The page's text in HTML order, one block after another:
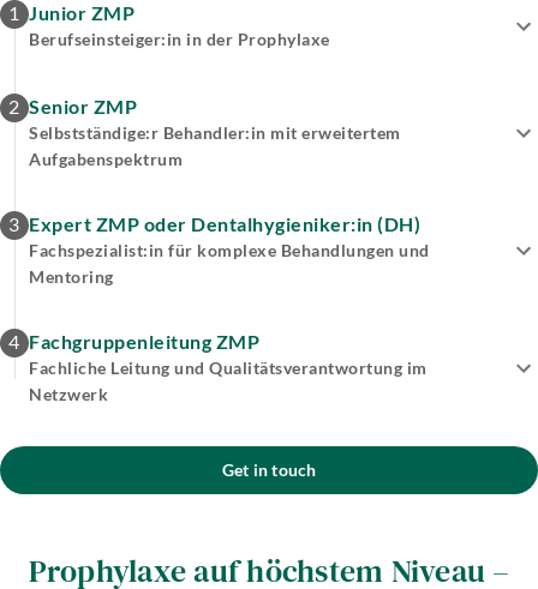
1 Junior ZMP
Berufseinsteiger:in in der Prophylaxe
2 Senior ZMP
Selbstständige:r Behandler:in mit erweitertem
Aufgabenspektrum
3 Expert ZMP oder Dentalhygieniker:in (DH)
Fachspezialist:in für komplexe Behandlungen und
Mentoring
4 Fachgruppenleitung ZMP
Fachliche Leitung und Qualitätsverantwortung im
Netzwerk
Get in touch
Prophylaxe auf höchstem Niveau –